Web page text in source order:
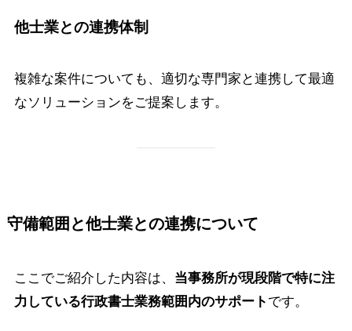
他士業との連携体制
複雑な案件についても、適切な専門家と連携して最適
なソリューションをご提案します。
守備範囲と他士業との連携について
ここでご紹介した内容は、 当事務所が現段階で特に注
力している行政書士業務範囲内のサポート です。